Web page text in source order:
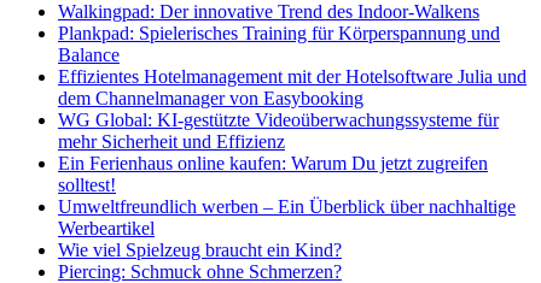
Walkingpad: Der innovative Trend des Indoor-Walkens
Plankpad: Spielerisches Training für Körperspannung und
Balance
Effizientes Hotelmanagement mit der Hotelsoftware Julia und
dem Channelmanager von Easybooking
WG Global: KI-gestützte Videoüberwachungssysteme für
mehr Sicherheit und Effizienz
Ein Ferienhaus online kaufen: Warum Du jetzt zugreifen
solltest!
Umweltfreundlich werben – Ein Überblick über nachhaltige
Werbeartikel
Wie viel Spielzeug braucht ein Kind?
Piercing: Schmuck ohne Schmerzen?